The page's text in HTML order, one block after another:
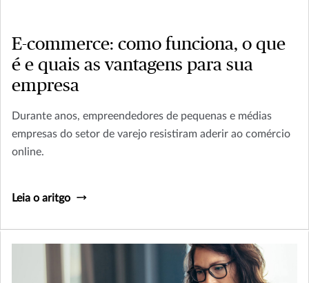
E-commerce: como funciona, o que
é e quais as vantagens para sua
empresa
Durante anos, empreendedores de pequenas e médias
empresas do setor de varejo resistiram aderir ao comércio
online.
Leia o aritgo